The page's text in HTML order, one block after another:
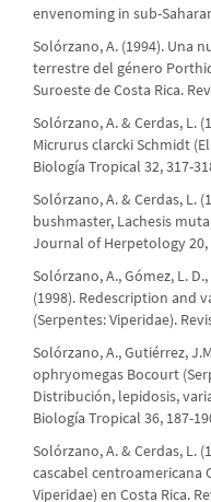
envenoming in sub-
Solórzano, A. (1994). Una
terrestre del género
Suroeste de Costa Rica.
Solórzano, A. & Cerdas, L.
Micrurus clarcki Schmidt
Biología Tropical 32, 317-
Solórzano, A. & Cerdas, L.
bushmaster, Lachesis
Journal of Herpetology 20,
Solórzano, A., Gómez, L.
(1998). Redescription and
(Serpentes: Viperidae).
Solórzano, A., Gutiérrez,
ophryomegas Bocourt
Distribución, lepidosis,
Biología Tropical 36, 187-
Solórzano, A. & Cerdas, L.
cascabel centroamericana
Viperidae) en Costa Rica.